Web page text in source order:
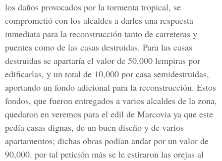
los daños provocados por la tormenta tropical, se
comprometió con los alcaldes a darles una respuesta
inmediata para la reconstrucción tanto de carreteras y
puentes como de las casas destruidas. Para las casas
destruidas se apartaría el valor de 50,000 lempiras por
edificarlas, y un total de 10,000 por casa semidestruidas,
aportando un fondo adicional para la reconstrucción. Estos
fondos, que fueron entregados a varios alcaldes de la zona,
quedaron en veremos para el edil de Marcovia ya que este
pedía casas dignas, de un buen diseño y de varios
apartamentos; dichas obras podían andar por un valor de
90,000. por tal petición más se le estiraron las orejas al